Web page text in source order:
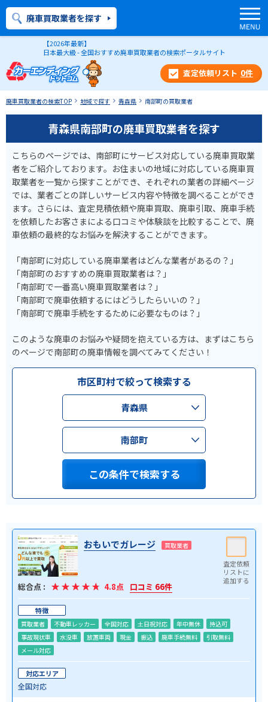
【2026年最新】
日本最大級 - 全国おすすめ廃車買取業者の検索ポータルサイト
0件
廃車買取業者を探す
廃車買取業者の検索TOP 地域で探す 青森県 南部町の買取業者
青森県南部町の廃車買取業者を探す
こちらのページでは、南部町にサービス対応している廃車買取業
者をご紹介しております。お住まいの地域に対応している廃車買
取業者を一覧から探すことができ、それぞれの業者の詳細ページ
では、業者ごとの詳しいサービス内容や特徴を調べることができ
ます。さらには、査定見積依頼や廃車買取、廃車引取、廃車手続
を依頼したお客さまによる口コミや体験談を比較することで、廃
車依頼の最終的なお悩みを解決することができます。
「南部町に対応している廃車業者はどんな業者があるの？」
「南部町のおすすめの廃車買取業者は？」
「南部町で一番高い廃車買取業者は？」
「南部町で廃車依頼するにはどうしたらいいの？」
「南部町で廃車手続をするために必要なものは？」
このような廃車のお悩みや疑問を抱えている方は、まずはこちら
のページで南部町の廃車情報を調べてみてください！
市区町村で絞って検索する
青森県
南部町
この条件で検索する
おもいでガレージ 買取業者
総合点 : 4.8点 口コミ 66件
特徴
買取業者 不動車レッカー 全国対応 土日祝対応 年中無休
持込可
事故現状車
水没車 放置車両 現金 振込 廃車手続無料
引取無料
メール対応
対応エリア
全国対応